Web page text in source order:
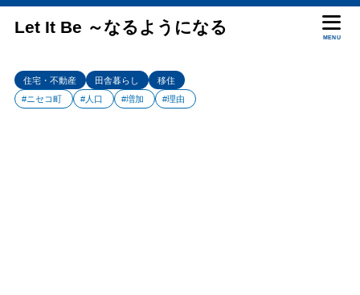
Let It Be ～なるようになる
MENU
住宅・不動産 田舎暮らし
移住
#ニセコ町
#人口 #増加 #理由